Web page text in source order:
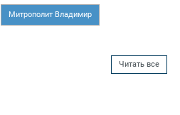
Митрополит Владимир
Читать все